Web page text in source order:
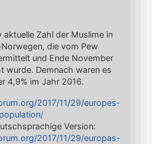
aktuelle Zahl der Muslime in
die vom Pew
und Ende November
wurde. Demnach waren es
4,9% im Jahr 2016.
2017/11/29/europes-
Version:
2017/11/29/europas-